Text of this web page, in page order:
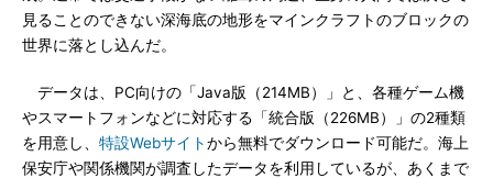
見ることのできない深海底の地形をマインクラフトのブロックの
世界に落とし込んだ。
データは、PC向けの「Java版（214MB）」と、各種ゲーム機
やスマートフォンなどに対応する「統合版（226MB）」の2種類
を用意し、 特設Webサイトから無料でダウンロード可能だ。海上
保安庁や関係機関が調査したデータを利用しているが、あくまで